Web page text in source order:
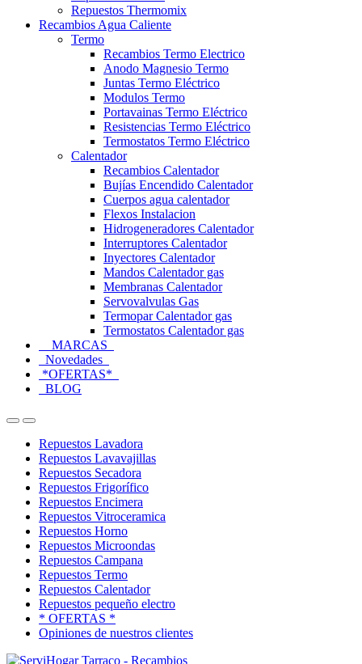
Repuestos Thermomix
Recambios Agua Caliente
Termo
Recambios Termo Electrico
Anodo Magnesio Termo
Juntas Termo Eléctrico
Modulos Termo
Portavainas Termo Eléctrico
Resistencias Termo Eléctrico
Termostatos Termo Eléctrico
Calentador
Recambios Calentador
Bujías Encendido Calentador
Cuerpos agua calentador
Flexos Instalacion
Hidrogeneradores Calentador
Interruptores Calentador
Inyectores Calentador
Mandos Calentador gas
Membranas Calentador
Servovalvulas Gas
Termopar Calentador gas
Termostatos Calentador gas
MARCAS
Novedades
*OFERTAS*
BLOG
OpenClose
Repuestos Lavadora
Repuestos Lavavajillas
Repuestos Secadora
Repuestos Frigorífico
Repuestos Encimera
Repuestos Vitroceramica
Repuestos Horno
Repuestos Microondas
Repuestos Campana
Repuestos Termo
Repuestos Calentador
Repuestos pequeño electro
* OFERTAS *
Opiniones de nuestros clientes